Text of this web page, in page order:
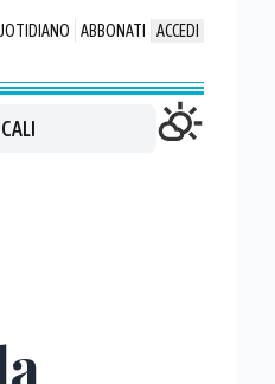
ABBONATI ACCEDI